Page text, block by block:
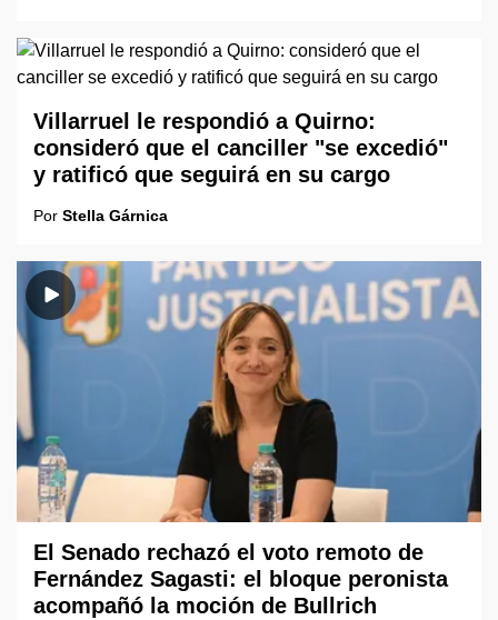
Villarruel le respondió a Quirno:
consideró que el canciller "se excedió"
y ratificó que seguirá en su cargo
Por Stella Gárnica
El Senado rechazó el voto remoto de
Fernández Sagasti: el bloque peronista
acompañó la moción de Bullrich